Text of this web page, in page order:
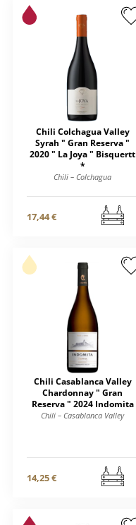
Chili Colchagua Valley
Syrah " Gran Reserva "
2020 " La Joya " Bisquertt
*
Chili – Colchagua
17,44 €
Chili Casablanca Valley
Chardonnay " Gran
Reserva " 2024 Indomita
Chili – Casablanca Valley
14,25 €